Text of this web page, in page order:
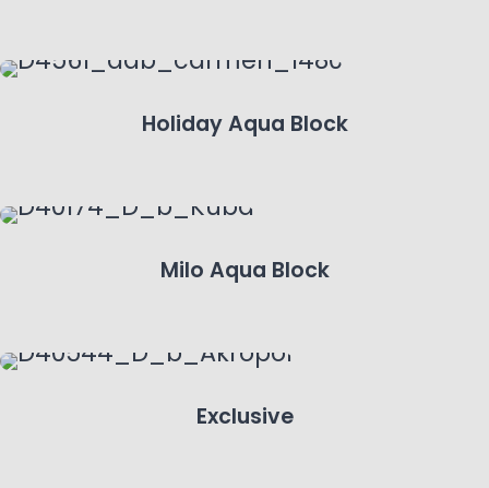
Holiday Aqua Block
Milo Aqua Block
Exclusive